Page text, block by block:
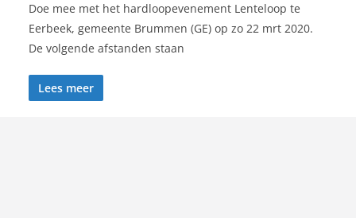
Doe mee met het hardloopevenement Lenteloop te
Eerbeek, gemeente Brummen (GE) op zo 22 mrt 2020.
De volgende afstanden staan
Lees meer